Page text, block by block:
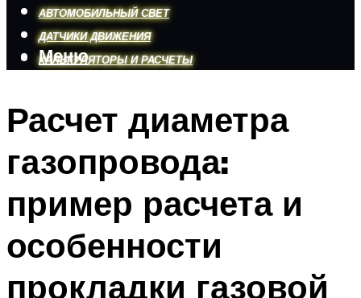
АВТОМОБИЛЬНЫЙ СВЕТ
ДАТЧИКИ ДВИЖЕНИЯ
КАЛЬКУЛЯТОРЫ И РАСЧЕТЫ
Меню
Меню
Расчет диаметра
газопровода:
пример расчета и
особенности
прокладки газовой